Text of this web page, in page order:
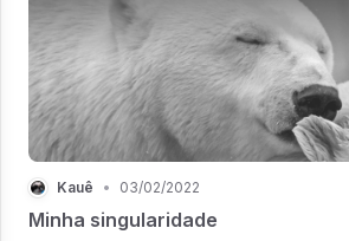
Kauê • 03/02/2022
Minha singularidade